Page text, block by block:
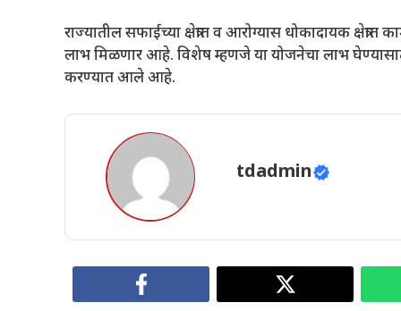
राज्यातील सफाईच्या क्षेत्रात व आरोग्यास धोकादायक
लाभ मिळणार आहे. विशेष म्हणजे या योजनेचा लाभ
करण्यात आले आहे.
tdadmin